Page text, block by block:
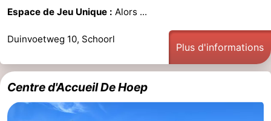
Espace de Jeu Unique : Alors ...
Duinvoetweg 10, Schoorl
Plus d'informations
Centre d'Accueil De Hoep